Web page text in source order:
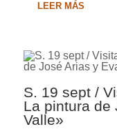
LEER MÁS
S. 19 sept /
La pintura de
Valle»